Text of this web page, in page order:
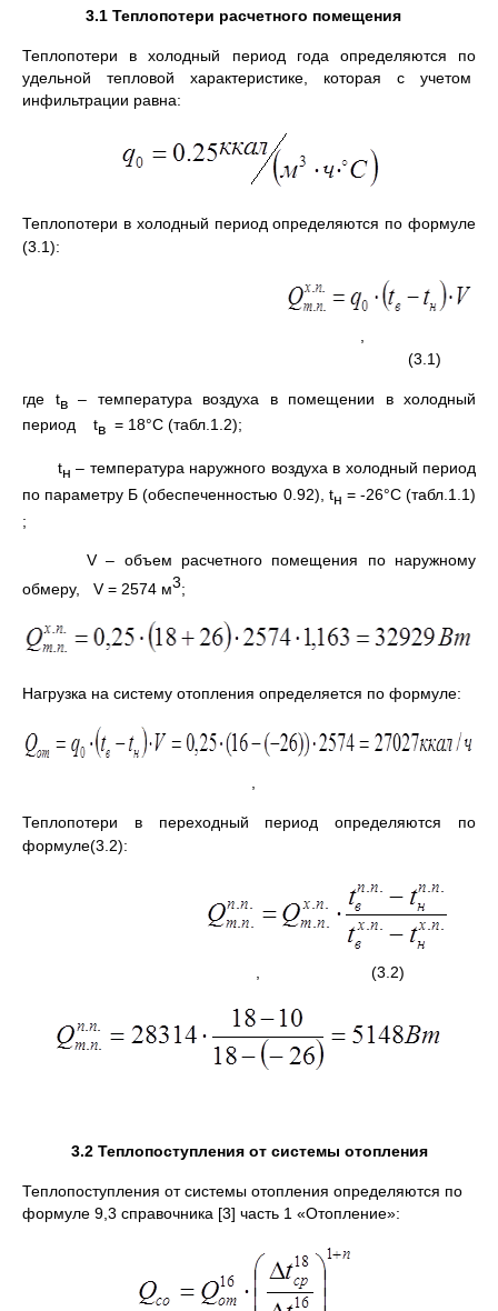
3.1 Теплопотери расчетного помещения
Теплопотери в холодный период года определяются по
удельной тепловой характеристике, которая с учетом
инфильтрации равна:
Теплопотери в холодный период определяются по формуле
(3.1):
(3.1)
где tв– температура воздуха в помещении в холодный
период tв = 18°С (табл.1.2);
tн – температура наружного воздуха в холодный период
по параметру Б (обеспеченностью 0.92), tн = -26°С (табл.1.1)
;
V – объем расчетного помещения по наружному
обмеру, V = 2574 м3;
Нагрузка на систему отопления определяется по формуле:
Теплопотери в переходный период определяются по
формуле(3.2):
, (3.2)
3.2 Теплопоступления от системы отопления
Теплопоступления от системы отопления определяются по
формуле 9,3 справочника [3] часть 1 «Отопление»: